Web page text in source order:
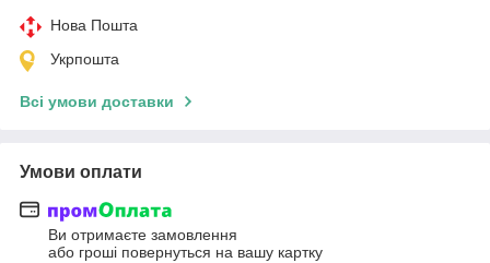
Нова Пошта
Укрпошта
Всі умови доставки
Умови оплати
Ви отримаєте замовлення
або гроші повернуться на вашу картку